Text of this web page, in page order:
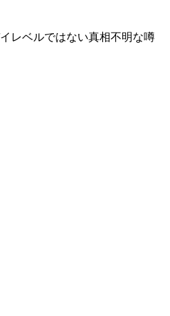
レベルではない真相不明な噂